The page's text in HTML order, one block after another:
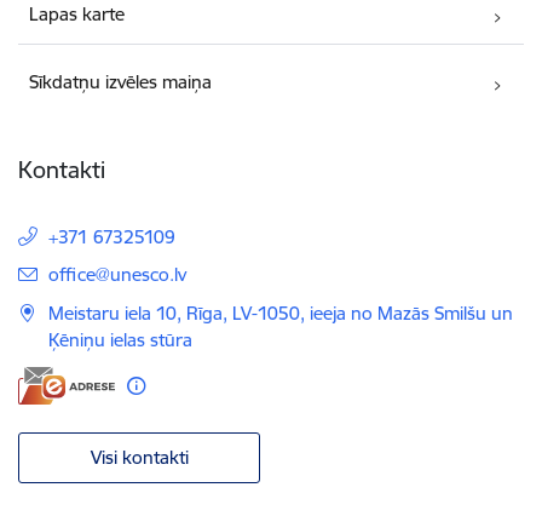
Lapas karte
Sīkdatņu izvēles maiņa
Kontakti
+371 67325109
E-pasts:
office@unesco.lv
Meistaru iela 10, Rīga, LV-1050, ieeja no Mazās Smilšu un
Ķēniņu ielas stūra
Visi kontakti